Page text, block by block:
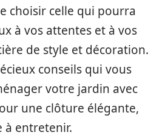
choisir celle qui pourra
à vos attentes et à vos
de style et décoration.
conseils qui vous
votre jardin avec
une clôture élégante,
à entretenir.